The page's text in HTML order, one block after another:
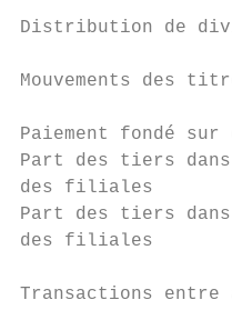
Distribution
Mouvements
Paiement
Part des tiers
des filiales
Part des tiers
des filiales
Transactions